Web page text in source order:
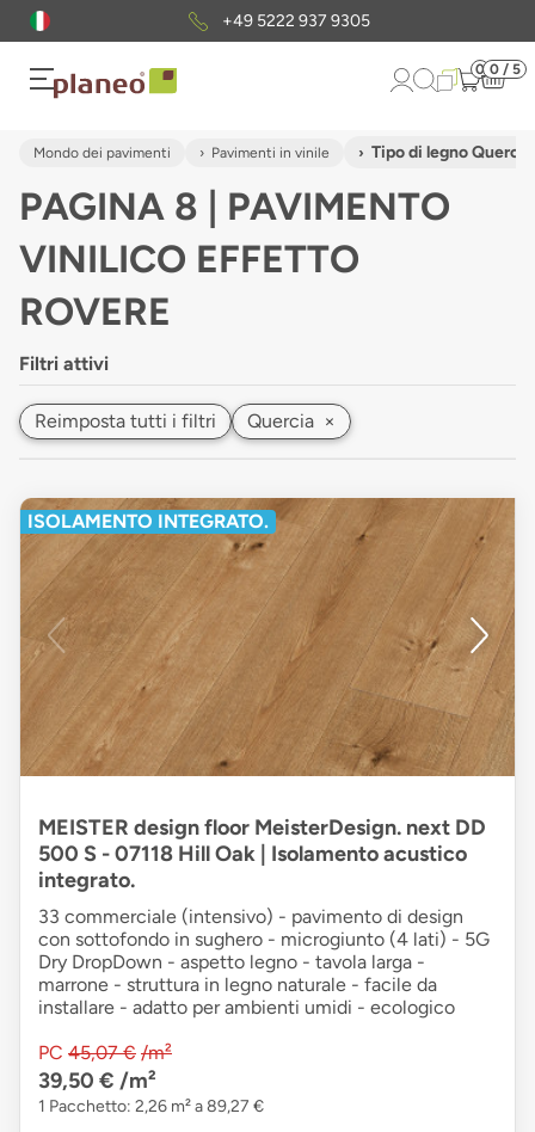
Pacchetto di campionigratuiti
0 0 / 5
Mondo dei pavimenti Pavimenti in vinile Tipo di legno Quercia
PAGINA 8 | PAVIMENTO
VINILICO EFFETTO
ROVERE
Filtri attivi
Reimposta tutti i filtri Quercia ×
ISOLAMENTO INTEGRATO.
MEISTER design floor MeisterDesign. next DD
500 S - 07118 Hill Oak | Isolamento acustico
integrato.
33 commerciale (intensivo) - pavimento di design
con sottofondo in sughero - microgiunto (4 lati) - 5G
Dry DropDown - aspetto legno - tavola larga -
marrone - struttura in legno naturale - facile da
installare - adatto per ambienti umidi - ecologico
PC 45,07 € /m²
39,50 € /m²
1 Pacchetto: 2,26 m² a 89,27 €